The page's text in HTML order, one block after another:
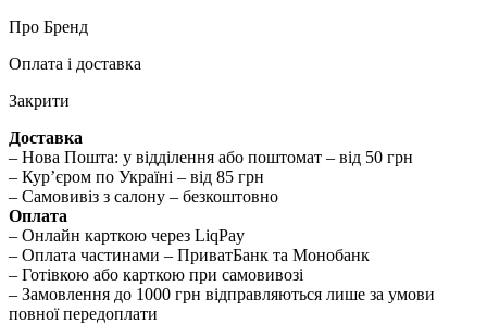
Про Бренд
Оплата і доставка
Закрити
Доставка
– Нова Пошта: у відділення або поштомат – від 50 грн
– Кур’єром по Україні – від 85 грн
– Самовивіз з салону – безкоштовно
Оплата
– Онлайн карткою через LiqPay
– Оплата частинами – ПриватБанк та Монобанк
– Готівкою або карткою при самовивозі
– Замовлення до 1000 грн відправляються лише за умови
повної передоплати